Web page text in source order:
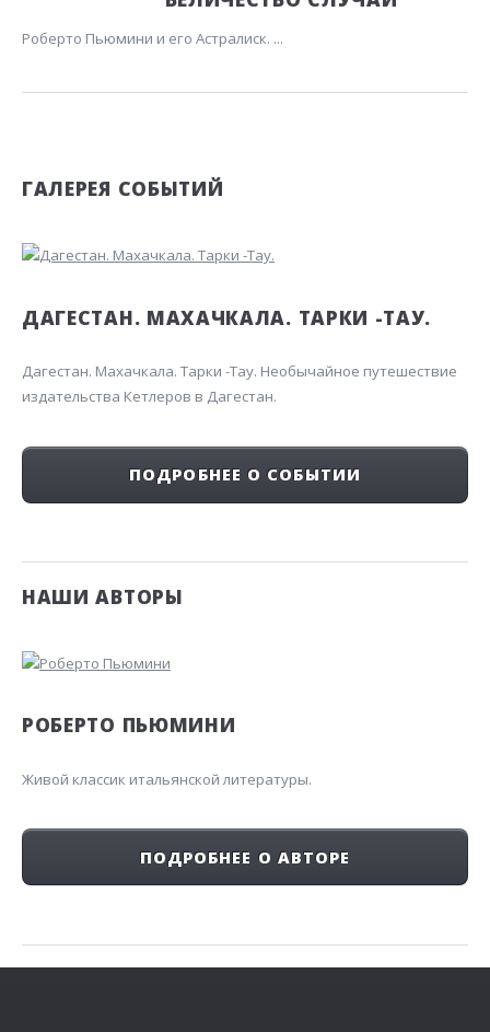
Роберто Пьюмини и его Астралиск. ...
ГАЛЕРЕЯ СОБЫТИЙ
ДАГЕСТАН. МАХАЧКАЛА. ТАРКИ -ТАУ.
Дагестан. Махачкала. Тарки -Тау. Необычайное путешествие
издательства Кетлеров в Дагестан.
ПОДРОБНЕЕ О СОБЫТИИ
НАШИ АВТОРЫ
РОБЕРТО ПЬЮМИНИ
Живой классик итальянской литературы.
ПОДРОБНЕЕ О АВТОРЕ